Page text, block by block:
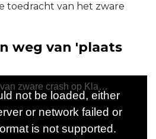
toedracht van het zware
weg van 'plaats